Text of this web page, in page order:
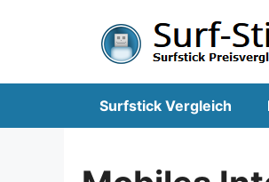
Surfstick Vergleich